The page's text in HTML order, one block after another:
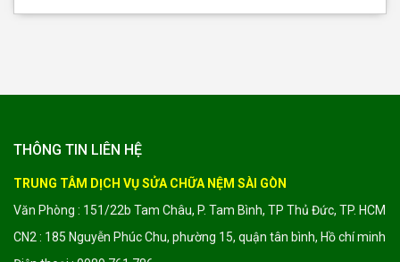
THÔNG TIN LIÊN HỆ
TRUNG TÂM DỊCH VỤ SỬA CHỮA NỆM SÀI GÒN
Văn Phòng : 151/22b Tam Châu, P. Tam Bình, TP Thủ Đức, TP. HCM
CN2 : 185 Nguyễn Phúc Chu, phường 15, quận tân bình, Hồ chí minh